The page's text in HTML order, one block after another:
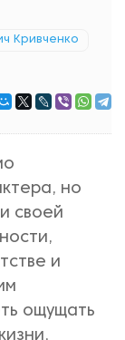
Кривченко
но
своей
и
ощущать